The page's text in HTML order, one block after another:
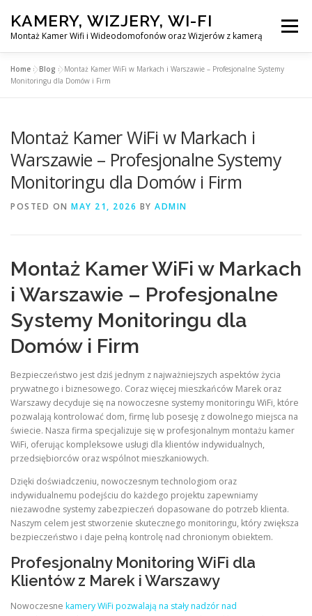
content
KAMERY, WIZJERY, WI-FI
Montaż Kamer Wifi i Wideodomofonów oraz Wizjerów z kamerą
Menu
GŁÓWNA MONTAŻ KAMER WIFI W WARSZAWA
MONTAŻ WIDEDOMOFONÓW
MONTAŻU WIZJERÓW Z KAMERĄ BLOG
Home »Blog »Montaż Kamer WiFi w Markach i Warszawie – Profesjonalne Systemy
Monitoringu dla Domów i Firm
Montaż Kamer WiFi w Markach i
Warszawie – Profesjonalne Systemy
Monitoringu dla Domów i Firm
POSTED ON MAY 21, 2026 BY ADMIN
Montaż Kamer WiFi w Markach
i Warszawie – Profesjonalne
Systemy Monitoringu dla
Domów i Firm
Bezpieczeństwo jest dziś jednym z najważniejszych aspektów życia
prywatnego i biznesowego. Coraz więcej mieszkańców Marek oraz
Warszawy decyduje się na nowoczesne systemy monitoringu WiFi, które
pozwalają kontrolować dom, firmę lub posesję z dowolnego miejsca na
świecie. Nasza firma specjalizuje się w profesjonalnym montażu kamer
WiFi, oferując kompleksowe usługi dla klientów indywidualnych,
przedsiębiorców oraz wspólnot mieszkaniowych.
Dzięki doświadczeniu, nowoczesnym technologiom oraz
indywidualnemu podejściu do każdego projektu zapewniamy
niezawodne systemy zabezpieczeń dopasowane do potrzeb klienta.
Naszym celem jest stworzenie skutecznego monitoringu, który zwiększa
bezpieczeństwo i daje pełną kontrolę nad chronionym obiektem.
Profesjonalny Monitoring WiFi dla
Klientów z Marek i Warszawy
Nowoczesne kamery WiFi pozwalają na stały nadzór nad